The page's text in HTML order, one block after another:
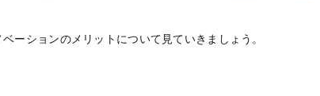
ーションのメリットについて見ていきましょう。